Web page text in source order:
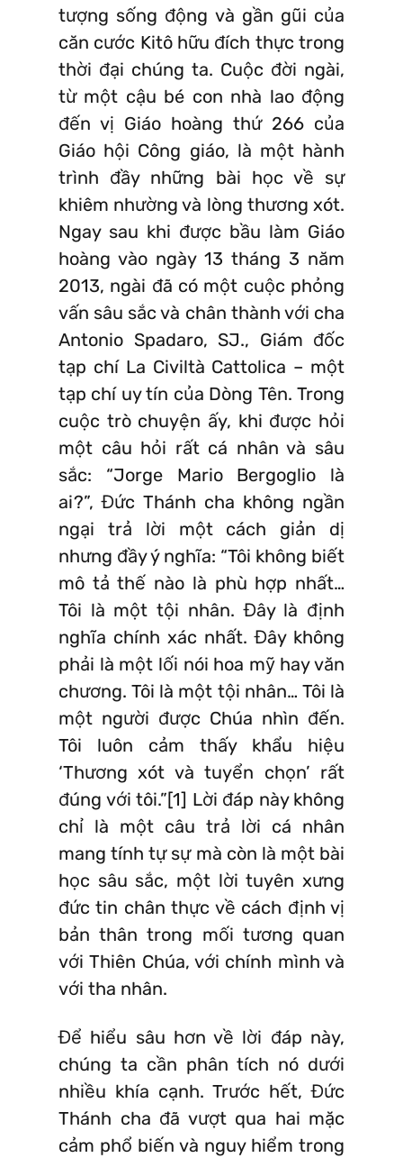
tượng sống động và gần gũi của
căn cước Kitô hữu đích thực trong
thời đại chúng ta. Cuộc đời ngài,
từ một cậu bé con nhà lao động
đến vị Giáo hoàng thứ 266 của
Giáo hội Công giáo, là một hành
trình đầy những bài học về sự
khiêm nhường và lòng thương xót.
Ngay sau khi được bầu làm Giáo
hoàng vào ngày 13 tháng 3 năm
2013, ngài đã có một cuộc phỏng
vấn sâu sắc và chân thành với cha
Antonio Spadaro, SJ., Giám đốc
tạp chí La Civiltà Cattolica – một
tạp chí uy tín của Dòng Tên. Trong
cuộc trò chuyện ấy, khi được hỏi
một câu hỏi rất cá nhân và sâu
sắc: “Jorge Mario Bergoglio là
ai?”, Đức Thánh cha không ngần
ngại trả lời một cách giản dị
nhưng đầy ý nghĩa: “Tôi không biết
mô tả thế nào là phù hợp nhất…
Tôi là một tội nhân. Đây là định
nghĩa chính xác nhất. Đây không
phải là một lối nói hoa mỹ hay văn
chương. Tôi là một tội nhân… Tôi là
một người được Chúa nhìn đến.
Tôi luôn cảm thấy khẩu hiệu
‘Thương xót và tuyển chọn’ rất
đúng với tôi.”[1] Lời đáp này không
chỉ là một câu trả lời cá nhân
mang tính tự sự mà còn là một bài
học sâu sắc, một lời tuyên xưng
đức tin chân thực về cách định vị
bản thân trong mối tương quan
với Thiên Chúa, với chính mình và
với tha nhân.
Để hiểu sâu hơn về lời đáp này,
chúng ta cần phân tích nó dưới
nhiều khía cạnh. Trước hết, Đức
Thánh cha đã vượt qua hai mặc
cảm phổ biến và nguy hiểm trong